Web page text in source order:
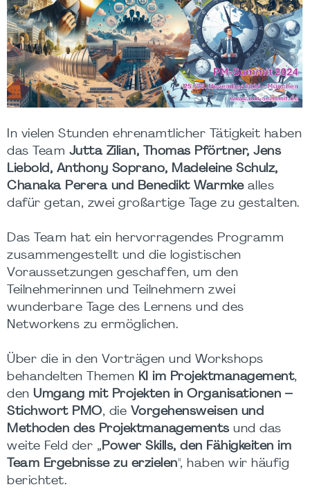
In vielen Stunden ehrenamtlicher Tätigkeit haben
das Team Jutta Zilian, Thomas Pförtner, Jens
Liebold, Anthony Soprano, Madeleine Schulz,
Chanaka Perera und Benedikt Warmkealles
dafür getan, zwei großartige Tage zu gestalten.
Das Team hat ein hervorragendes Programm
zusammengestellt und die logistischen
Voraussetzungen geschaffen, um den
Teilnehmerinnen und Teilnehmern zwei
wunderbare Tage des Lernens und des
Networkens zu ermöglichen.
Über die in den Vorträgen und Workshops
behandelten Themen KI im Projektmanagement,
den Umgang mit Projekten in Organisationen –
Stichwort PMO, die Vorgehensweisen und
Methoden des Projektmanagementsund das
weite Feld der „ Power Skills, den Fähigkeiten im
Team Ergebnisse zu erzielen", haben wir häufig
berichtet.